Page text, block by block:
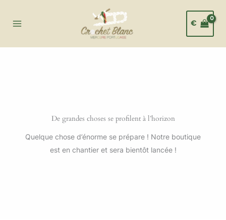
€
De grandes choses se profilent à l’horizon
Quelque chose d’énorme se prépare ! Notre boutique
est en chantier et sera bientôt lancée !